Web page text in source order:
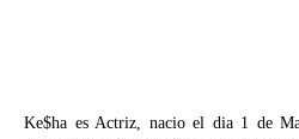
Ke$ha es Actriz, nacio el dia 1 de